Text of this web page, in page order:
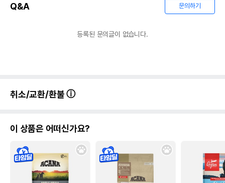
Q&A 문의하기
등록된 문의글이 없습니다.
취소/교환/환불
이 상품은 어떠신가요?